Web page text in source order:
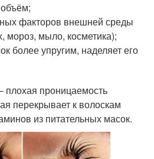
факторов внешней среды
мороз, мыло, косметика);
более упругим, наделяет его
проницаемость
перекрывает к волоскам
из питательных масок.